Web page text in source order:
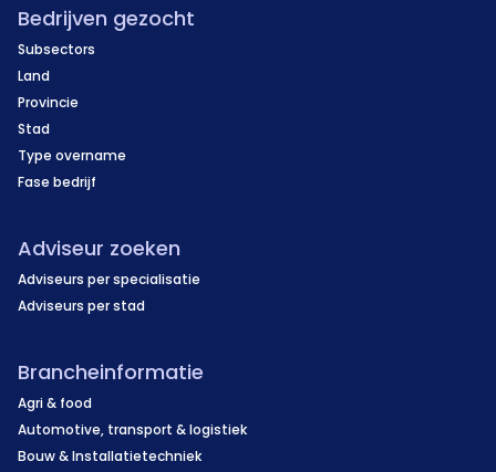
Bedrijven gezocht
Subsectors
Land
Provincie
Stad
Type overname
Fase bedrijf
Adviseur zoeken
Adviseurs per specialisatie
Adviseurs per stad
Brancheinformatie
Agri & food
Automotive, transport & logistiek
Bouw & Installatietechniek